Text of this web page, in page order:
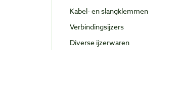
Kabel- en slangklemmen
Verbindingsijzers
Diverse ijzerwaren